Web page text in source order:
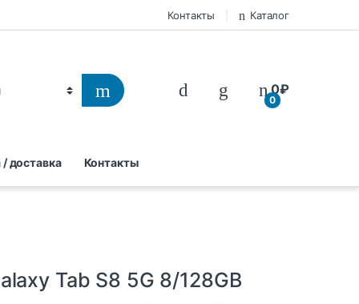
Контакты Каталог
0
0₽
доставка Контакты
Tab S8 5G 8/128GB